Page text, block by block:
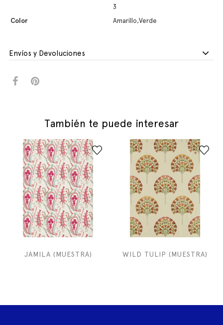
3
Color
Amarillo,Verde
Envíos y Devoluciones
También te puede interesar
JAMILA (MUESTRA) WILD TULIP (MUESTRA)